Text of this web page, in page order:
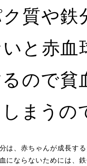
質や鉄
いと赤血
ので貧
まうの
は、赤ちゃんが成長す
にならないためには、